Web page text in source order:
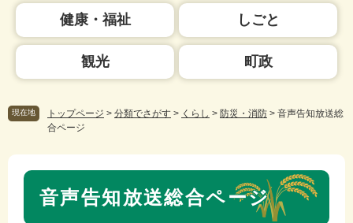
健康・福祉 しごと
観光 町政
現在地 トップページ > 分類でさがす > くらし > 防災・消防 > 音声告知放送総
合ページ
本
音声告知放送総合ページ